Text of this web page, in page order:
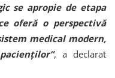
se apropie de etapa
oferă o perspectivă
medical modern,
, a declarat